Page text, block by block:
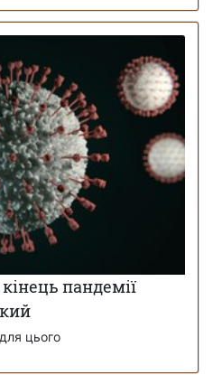
пандемії
цього